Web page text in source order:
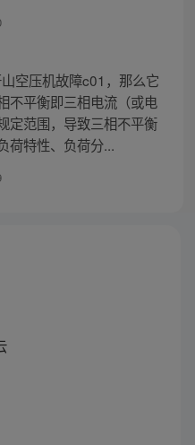
空压机故障c01，那么它
不平衡即三相电流（或电
定范围，导致三相不平衡
荷特性、负荷分...